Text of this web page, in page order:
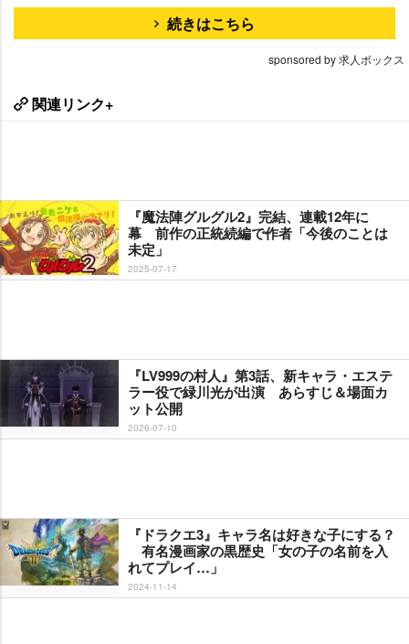
続きはこちら
sponsored by 求人ボックス
関連リンク+
『魔法陣グルグル2』完結、連載12年に
幕 前作の正統続編で作者「今後のことは
未定」
2025-07-17
『LV999の村人』第3話、新キャラ・エステ
ラー役で緑川光が出演 あらすじ＆場面カ
ット公開
2026-07-10
『ドラクエ3』キャラ名は好きな子にする？
有名漫画家の黒歴史「女の子の名前を入
れてプレイ…」
2024-11-14